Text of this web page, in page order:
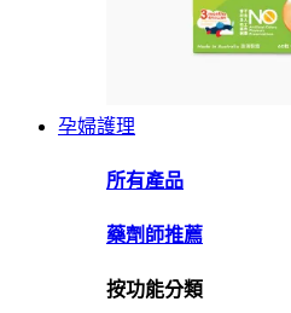
孕婦護理
所有產品
藥劑師推薦
按功能分類